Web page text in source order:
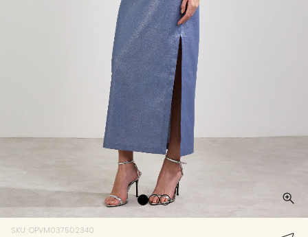
SKU: OPVM037502340